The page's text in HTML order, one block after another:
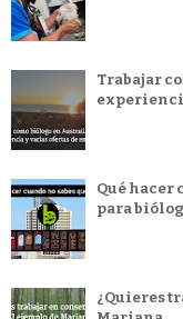
Trabajar
Qué hacer
para
¿Quieres